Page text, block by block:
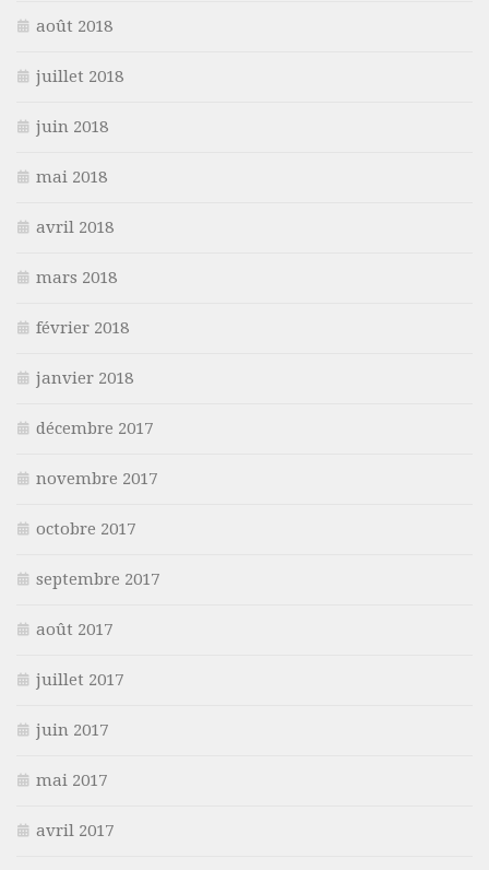
août 2018
juillet 2018
juin 2018
mai 2018
avril 2018
mars 2018
février 2018
janvier 2018
décembre 2017
novembre 2017
octobre 2017
septembre 2017
août 2017
juillet 2017
juin 2017
mai 2017
avril 2017